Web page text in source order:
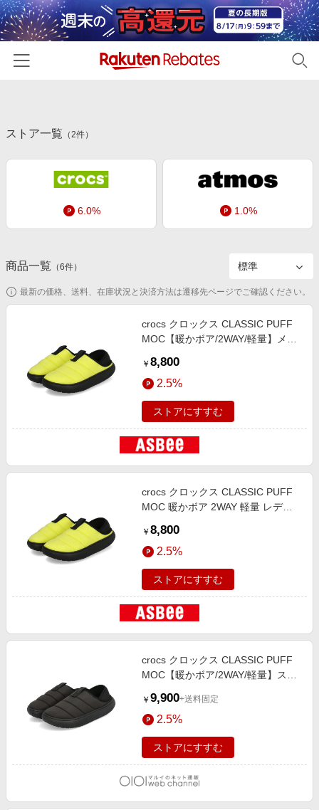
カテゴリー一覧
百貨店・総合ECモール
ファッション・インナー・小物
食品・スイーツ・お酒
家電・PC・スマホ・カメラ
スポーツ・アウトドア・ゴルフ
インテリア・寝具
ペット・花・DIY・車
金融・マネー・保険
ビジネス・その他サービス
初回購入者限定特典
新着ストアのご紹介
電子書籍特集
旅行特集
わくわく夏特集
Apple公式サイト×楽天カード分割払い
Samsung ボーナスキャンペーン
友達紹介
楽天IDでログイン/会員登録
ストア一覧 （2件）
6.0% 1.0%
商品一覧 （6件）
最新の価格、送料、在庫状況と決済方法は遷移先ページでご確認ください。
crocs クロックス CLASSIC PUFF
MOC【暖かボア/2WAY/軽量】メン
(クラシックパフモック) 210706
77K サイバーイエロー/マルチ
￥ 8,800
2.5%
ストアにすすむ
crocs クロックス CLASSIC PUFF
MOC 暖かボア 2WAY 軽量 レディ
る(クラシックパフモック) 210706
77K サイバーイエロー/マルチ
￥ 8,800
2.5%
ストアにすすむ
crocs クロックス CLASSIC PUFF
MOC【暖かボア/2WAY/軽量】スリ
￥ 9,900+送料固定
2.5%
ストアにすすむ